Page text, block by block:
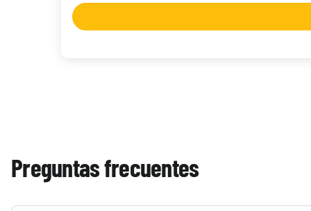
Magic | Marvel Super Heroes Bundle Gift Edition
86,90 €
Preguntas frecuentes